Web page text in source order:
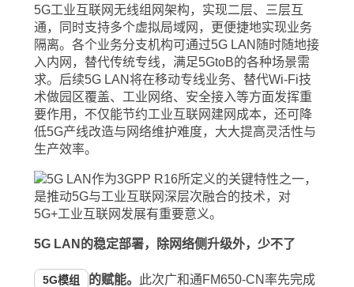
5G工业互联网无线组网架构，实现二层、三层互
通，同时支持多个虚拟局域网，更便捷地实现业务
隔离。各个业务分支机构可通过5G LAN随时随地接
入内网，替代传统专线，满足5GtoB的各种场景需
求。后续5G LAN将在移动专线业务、替代Wi-Fi技
术做园区覆盖、工业网络、安全接入等方面发挥重
要作用，不仅能节约工业互联网建网成本，还可降
低5G产线改造与网络维护难度，大大提高灵活性与
生产效率。
5G LAN的稳定部署，除网络侧升级外，少不了
5G模组 的赋能。
此次广和通FM650-CN率先完成